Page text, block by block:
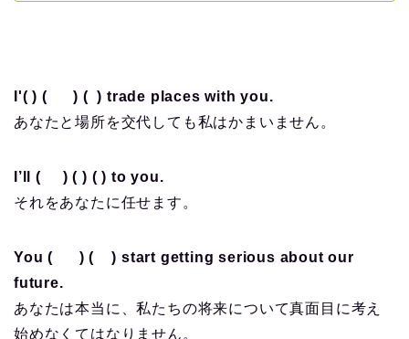
I'( ) ( ) ( ) trade places with you.
あなたと場所を交代しても私はかまいません。
I’ll ( ) ( ) ( ) to you.
それをあなたに任せます。
You ( ) ( ) start getting serious about our
future.
あなたは本当に、私たちの将来について真面目に考え
始めなくてはなりません。